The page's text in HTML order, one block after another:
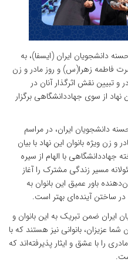
دانشجویان ایران (ایسفا)، به
فاطمه زهرا(س) و روز مادر و زن
تبیین نقش اثرگذار آنان در
نهاد از سوی جهاددانشگاهی برگزار
دانشجویان ایران، در مراسم
ویژه بانوان این نهاد با بیان
جهاددانشگاهی با الهام از سیره
مسیر زندگی مشترک را آغاز
باور عمیق این بانوان به
در ساختن آینده‌ای بهتر است.
ضمن تبریک به این بانوان و
عزیزان، بانوانی نیز هستند که با
را با عشق و ایثار پذیرفته‌اند که